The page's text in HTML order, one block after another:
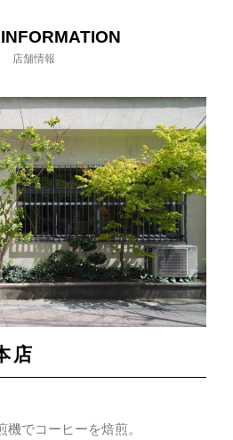
店舗情報
店
でコーヒーを焙煎。